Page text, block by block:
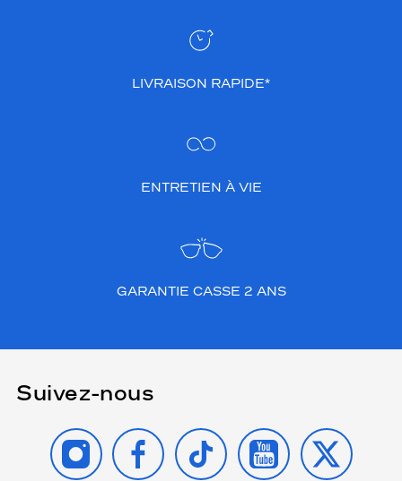
LIVRAISON RAPIDE*
ENTRETIEN À VIE
GARANTIE CASSE 2 ANS
Suivez-nous
INSTAGRAMFACEBOOK
TIKTOK YOUTUBE
X